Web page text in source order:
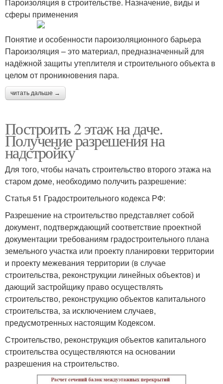
сферы применения
Понятие и особенности пароизоляционного барьера
Пароизоляция – это материал, предназначенный для
надёжной защиты утеплителя и строительного объекта в
целом от проникновения пара.
читать дальше →
Построить 2 этаж на даче.
Получение разрешения на
надстройку
Для того, чтобы начать строительство второго этажа на
старом доме, необходимо получить разрешение:
Статья 51 Градостроительного кодекса РФ:
Разрешение на строительство представляет собой
документ, подтверждающий соответствие проектной
документации требованиям градостроительного плана
земельного участка или проекту планировки территории
и проекту межевания территории (в случае
строительства, реконструкции линейных объектов) и
дающий застройщику право осуществлять
строительство, реконструкцию объектов капитального
строительства, за исключением случаев,
предусмотренных настоящим Кодексом.
Строительство, реконструкция объектов капитального
строительства осуществляются на основании
разрешения на строительство.